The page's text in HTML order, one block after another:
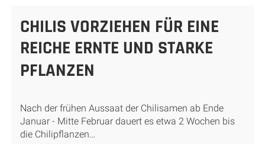
CHILIS VORZIEHEN FÜR EINE
REICHE ERNTE UND STARKE
PFLANZEN
Nach der frühen Aussaat der Chilisamen ab Ende
Januar - Mitte Februar dauert es etwa 2 Wochen bis
die Chilipflanzen…